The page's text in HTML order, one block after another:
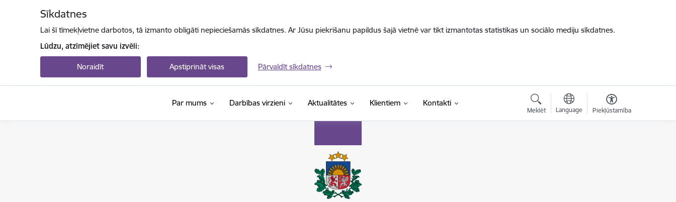
Sīkdatnes
Lai šī tīmekļvietne darbotos, tā izmanto obligāti nepieciešamās sīkdatnes. Ar Jūsu piekrišanu papildus šajā vietnē var tikt izmantotas statistikas un sociālo mediju sīkdatnes.
Lūdzu, atzīmējiet savu izvēli:
Noraidīt Apstiprināt visas Pārvaldīt sīkdatnes
Par mums Darbības virzieni Aktualitātes Klientiem Kontakti
Meklēt Language Piekļūstamība